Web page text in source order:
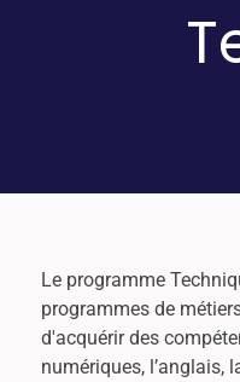
Le programme
programmes de
d'acquérir des
numériques, l’anglais,